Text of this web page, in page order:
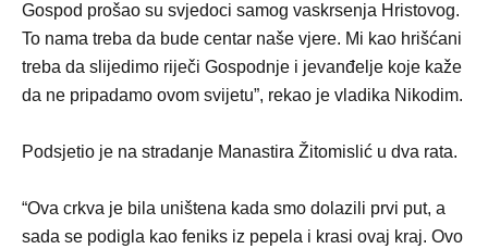
Gospod prošao su svjedoci samog vaskrsenja Hristovog.
To nama treba da bude centar naše vjere. Mi kao hrišćani
treba da slijedimo riječi Gospodnje i jevanđelje koje kaže
da ne pripadamo ovom svijetu”, rekao je vladika Nikodim.
Podsjetio je na stradanje Manastira Žitomislić u dva rata.
“Ova crkva je bila uništena kada smo dolazili prvi put, a
sada se podigla kao feniks iz pepela i krasi ovaj kraj. Ovo